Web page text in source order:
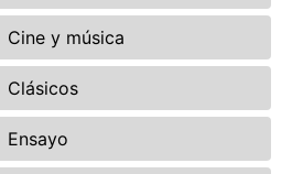
Cine y música
Clásicos
Ensayo